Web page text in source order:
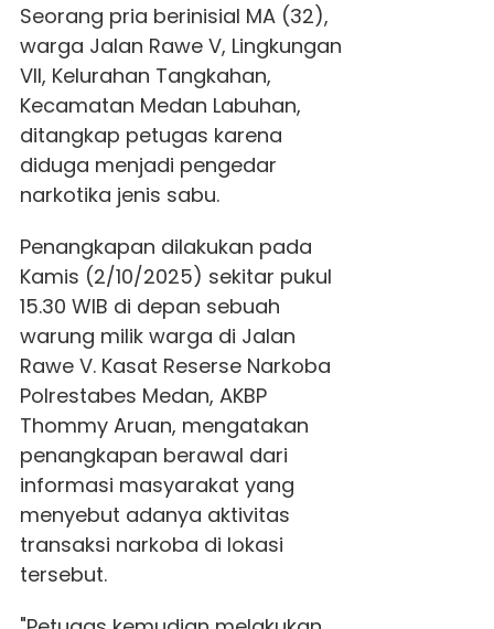
Seorang pria berinisial MA (32),
warga Jalan Rawe V, Lingkungan
VII, Kelurahan Tangkahan,
Kecamatan Medan Labuhan,
ditangkap petugas karena
diduga menjadi pengedar
narkotika jenis sabu.
Penangkapan dilakukan pada
Kamis (2/10/2025) sekitar pukul
15.30 WIB di depan sebuah
warung milik warga di Jalan
Rawe V. Kasat Reserse Narkoba
Polrestabes Medan, AKBP
Thommy Aruan, mengatakan
penangkapan berawal dari
informasi masyarakat yang
menyebut adanya aktivitas
transaksi narkoba di lokasi
tersebut.